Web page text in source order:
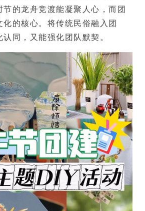
的龙舟竞渡能凝聚人心，而团
化的核心。将传统民俗融入团
同，又能强化团队默契。